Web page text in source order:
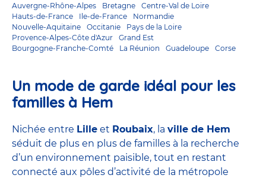
Auvergne-Rhône-Alpes Bretagne
Centre-Val de Loire
Hauts-de-France
Ile-de-France
Normandie
Nouvelle-Aquitaine
Occitanie
Pays de la Loire
Provence-Alpes-Côte d'Azur
Grand Est
Bourgogne-Franche-Comté
La Réunion Guadeloupe Corse
Un mode de garde idéal pour les
familles à Hem
Nichée entre Lille et Roubaix, la ville de Hem
séduit de plus en plus de familles à la recherche
d’un environnement paisible, tout en restant
connecté aux pôles d’activité de la métropole